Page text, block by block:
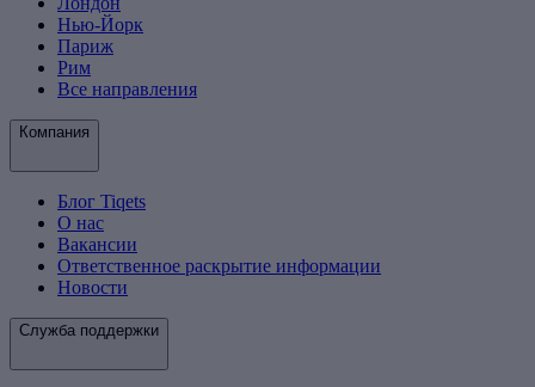
Нью-Йорк
Париж
Рим
Все направления
Компания
Блог Tiqets
О нас
Вакансии
Ответственное раскрытие информации
Новости
Служба поддержки